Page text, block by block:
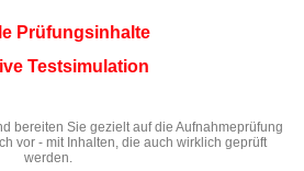
Prüfungsinhalte
Testsimulation
bereiten Sie gezielt auf die Aufnahmeprüfung
vor - mit Inhalten, die auch wirklich geprüft
werden.